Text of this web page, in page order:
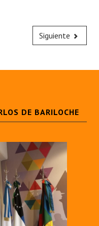
Siguiente
DE BARILOCHE